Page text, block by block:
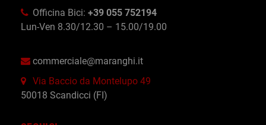
Officina Bici: +39 055 752194
Lun-Ven 8.30/12.30 – 15.00/19.00
commerciale@maranghi.it
Via Baccio da Montelupo 49
50018 Scandicci (FI)